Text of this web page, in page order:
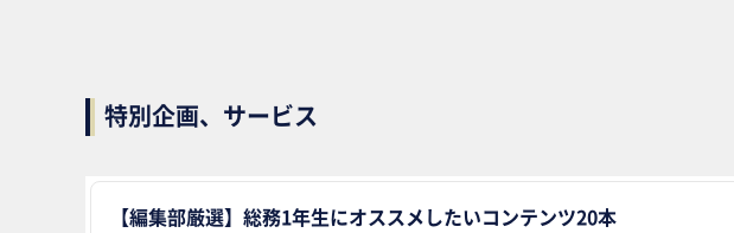
特別企画、サービス
【編集部厳選】総務1年生にオススメしたいコンテンツ20本